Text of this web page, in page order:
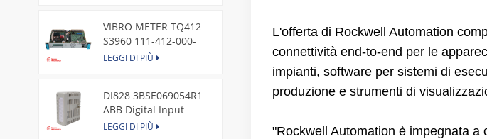
L'offerta di Rockwell Automation
connettività end-to-end per le
impianti, software per sistemi di
produzione e strumenti di
"Rockwell Automation è impegnata
VIBRO METER TQ412
S3960 111-412-000-
013 Reverse Mount
LEGGI DI PIÙ
DI828 3BSE069054R1
ABB Digital Input
Module
LEGGI DI PIÙ